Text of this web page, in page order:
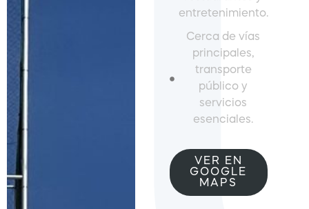
entretenimiento.
Cerca de vías
principales,
transporte
público y
servicios
esenciales.
VER EN
GOOGLE
MAPS